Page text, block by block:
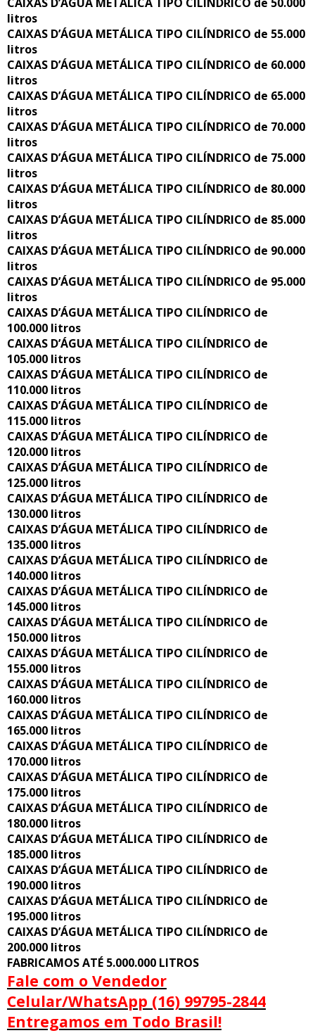
litros
CAIXAS D’ÁGUA METÁLICA TIPO CILÍNDRICO de 55.000
litros
CAIXAS D’ÁGUA METÁLICA TIPO CILÍNDRICO de 60.000
litros
CAIXAS D’ÁGUA METÁLICA TIPO CILÍNDRICO de 65.000
litros
CAIXAS D’ÁGUA METÁLICA TIPO CILÍNDRICO de 70.000
litros
CAIXAS D’ÁGUA METÁLICA TIPO CILÍNDRICO de 75.000
litros
CAIXAS D’ÁGUA METÁLICA TIPO CILÍNDRICO de 80.000
litros
CAIXAS D’ÁGUA METÁLICA TIPO CILÍNDRICO de 85.000
litros
CAIXAS D’ÁGUA METÁLICA TIPO CILÍNDRICO de 90.000
litros
CAIXAS D’ÁGUA METÁLICA TIPO CILÍNDRICO de 95.000
litros
CAIXAS D’ÁGUA METÁLICA TIPO CILÍNDRICO de
100.000 litros
CAIXAS D’ÁGUA METÁLICA TIPO CILÍNDRICO de
105.000 litros
CAIXAS D’ÁGUA METÁLICA TIPO CILÍNDRICO de
110.000 litros
CAIXAS D’ÁGUA METÁLICA TIPO CILÍNDRICO de
115.000 litros
CAIXAS D’ÁGUA METÁLICA TIPO CILÍNDRICO de
120.000 litros
CAIXAS D’ÁGUA METÁLICA TIPO CILÍNDRICO de
125.000 litros
CAIXAS D’ÁGUA METÁLICA TIPO CILÍNDRICO de
130.000 litros
CAIXAS D’ÁGUA METÁLICA TIPO CILÍNDRICO de
135.000 litros
CAIXAS D’ÁGUA METÁLICA TIPO CILÍNDRICO de
140.000 litros
CAIXAS D’ÁGUA METÁLICA TIPO CILÍNDRICO de
145.000 litros
CAIXAS D’ÁGUA METÁLICA TIPO CILÍNDRICO de
150.000 litros
CAIXAS D’ÁGUA METÁLICA TIPO CILÍNDRICO de
155.000 litros
CAIXAS D’ÁGUA METÁLICA TIPO CILÍNDRICO de
160.000 litros
CAIXAS D’ÁGUA METÁLICA TIPO CILÍNDRICO de
165.000 litros
CAIXAS D’ÁGUA METÁLICA TIPO CILÍNDRICO de
170.000 litros
CAIXAS D’ÁGUA METÁLICA TIPO CILÍNDRICO de
175.000 litros
CAIXAS D’ÁGUA METÁLICA TIPO CILÍNDRICO de
180.000 litros
CAIXAS D’ÁGUA METÁLICA TIPO CILÍNDRICO de
185.000 litros
CAIXAS D’ÁGUA METÁLICA TIPO CILÍNDRICO de
190.000 litros
CAIXAS D’ÁGUA METÁLICA TIPO CILÍNDRICO de
195.000 litros
CAIXAS D’ÁGUA METÁLICA TIPO CILÍNDRICO de
200.000 litros
FABRICAMOS ATÉ 5.000.000 LITROS
Fale com o Vendedor
Celular/WhatsApp (16) 99795-2844
Entregamos em Todo Brasil!